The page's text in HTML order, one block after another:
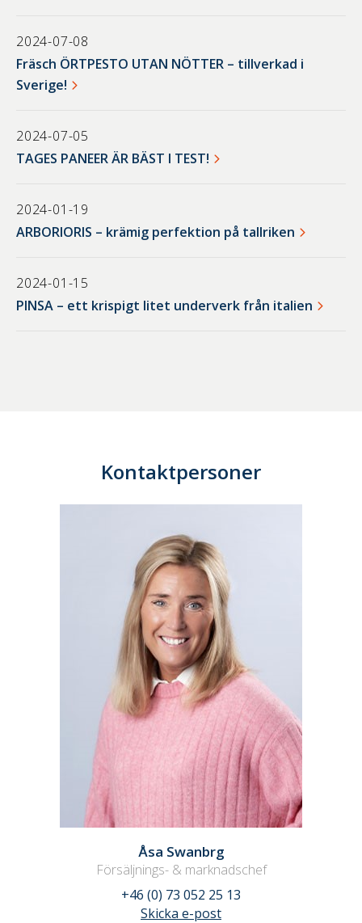
2024-07-08
Fräsch ÖRTPESTO UTAN NÖTTER – tillverkad i
Sverige!
2024-07-05
TAGES PANEER ÄR BÄST I TEST!
2024-01-19
ARBORIORIS – krämig perfektion på tallriken
2024-01-15
PINSA – ett krispigt litet underverk från italien
Kontaktpersoner
Åsa Swanbrg
Försäljnings- & marknadschef
+46 (0) 73 052 25 13
Skicka e-post